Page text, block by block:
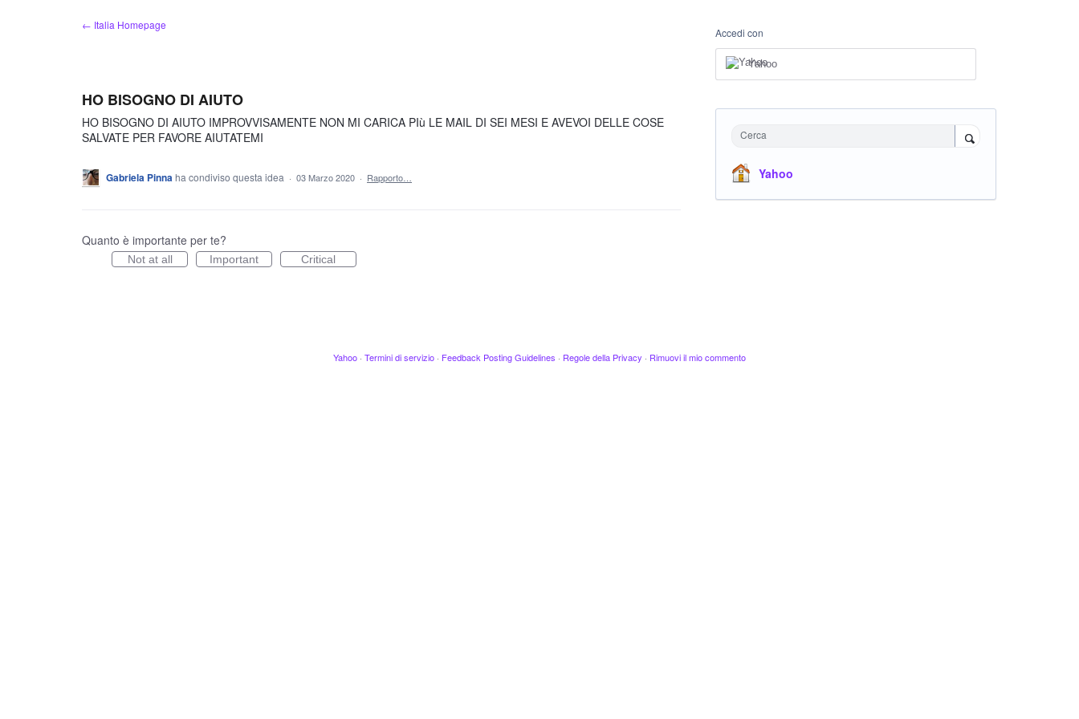
← Italia Homepage
HO BISOGNO DI AIUTO
HO BISOGNO DI AIUTO IMPROVVISAMENTE NON MI CARICA PIù LE MAIL DI SEI MESI E AVEVOI DELLE COSE
SALVATE PER FAVORE AIUTATEMI
Gabriela Pinnaha condiviso questa idea · 03 Marzo 2020 · Rapporto…
Quanto è importante per te?
Not at all Important Critical
Accedi con
Yahoo
Cerca
Yahoo
Yahoo · Termini di servizio · Feedback Posting Guidelines · Regole della Privacy · Rimuovi il mio commento